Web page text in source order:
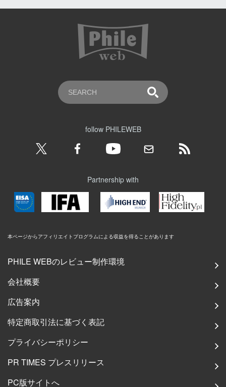
follow PHILEWEB
Partnership with
本ページからアフィリエイトプログラムによる収益を得ることがあります
PHILE WEBのレビュー制作環境
会社概要
広告案内
特定商取引法に基づく表記
プライバシーポリシー
PR TIMES プレスリリース
PC版サイトへ